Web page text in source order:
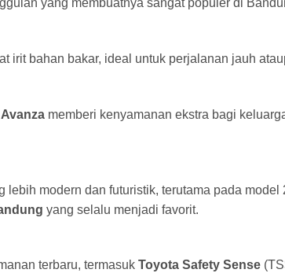
yang membuatnya sangat populer di
irit bahan bakar, ideal untuk perjalanan jauh
memberi kenyamanan ekstra bagi
lebih modern dan futuristik, terutama pada
yang selalu menjadi favorit.
terbaru, termasuk Toyota Safety Sense